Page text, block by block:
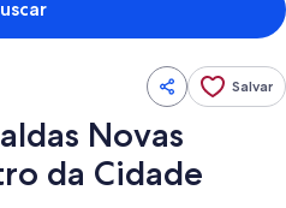
Salvar
Novas
da Cidade